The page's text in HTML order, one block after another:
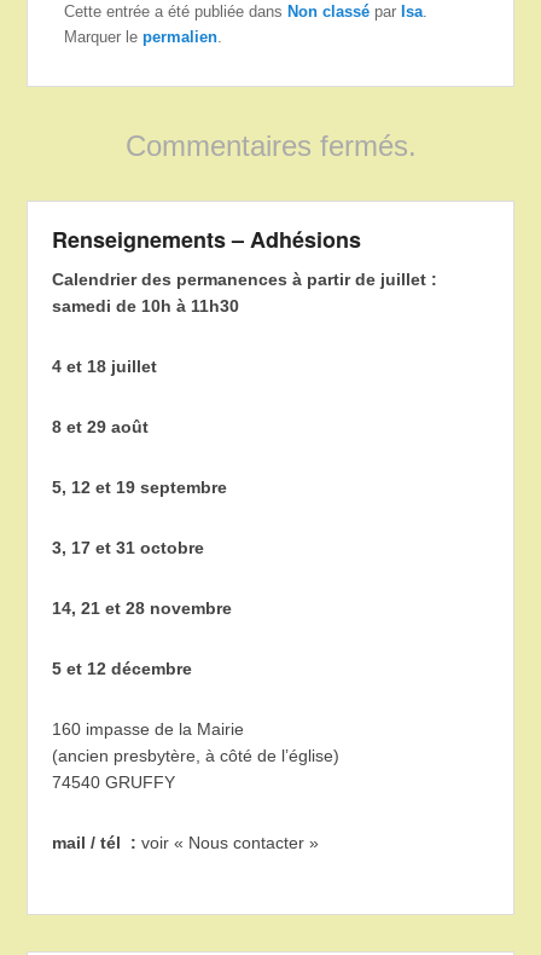
Cette entrée a été publiée dansNon classé parIsa
Marquer lepermalien
Commentaires fermés.
Renseignements – Adhésions
Calendrier des permanences à partir de juillet :
samedi de 10h à 11h30
4 et 18 juillet
8 et 29 août
5, 12 et 19 septembre
3, 17 et 31 octobre
14, 21 et 28 novembre
5 et 12 décembre
160 impasse de la Mairie
(ancien presbytère, à côté de l’église)
74540 GRUFFY
mail / tél :voir « Nous contacter »